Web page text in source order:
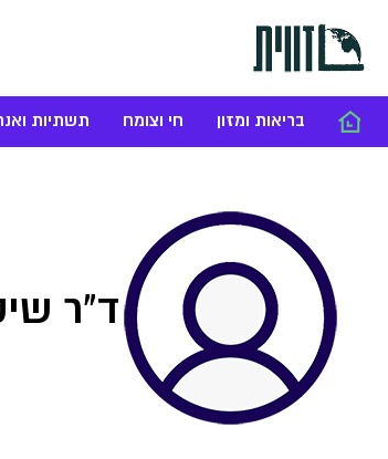
בריאות ומזון חי וצומח תשתיות
ד"ר